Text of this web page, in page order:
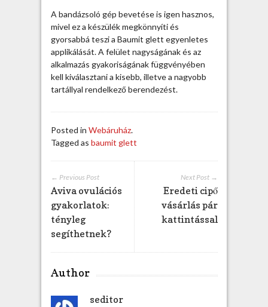
a
r
t
o
n
o
k
é
g
o
j
g
A bandázsoló gép bevetése is igen hasznos,
mivel ez a készülék megkönnyíti és
gyorsabbá teszi a Baumit glett egyenletes
applikálását. A felület nagyságának és az
alkalmazás gyakoriságának függvényében
kell kiválasztani a kisebb, illetve a nagyobb
tartállyal rendelkező berendezést.
Posted in Webáruház.
Tagged as baumit glett
Next Post →
Eredeti cipő
vásárlás pár
kattintással
← Previous Post
Aviva ovulációs
gyakorlatok:
tényleg
segíthetnek?
Author
seditor